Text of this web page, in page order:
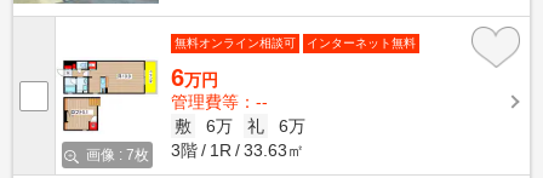
画像 : 7枚
無料オンライン相談可 インターネット無料
6万円
管理費等：--
敷
6万 礼
6万
3階
1R 33.63㎡